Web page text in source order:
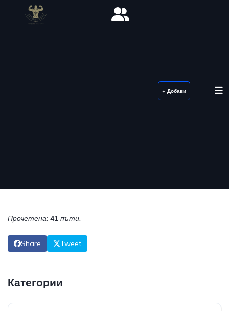
+ Добави
Прочетена: 41 пъти.
Share Tweet
Категории